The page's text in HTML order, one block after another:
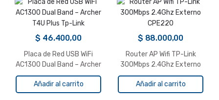
$ 46.400,00
Placa de Red USB WiFi
AC1300 Dual Band – Archer
T4U Plus Tp-Link
Añadir al carrito
$ 88.000,00
Router AP Wifi TP-Link
300Mbps 2.4Ghz Externo
CPE220
Añadir al carrito